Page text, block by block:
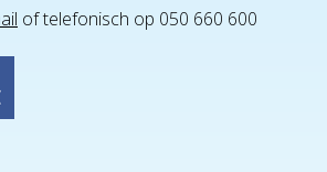
of telefonisch op 050 660 600